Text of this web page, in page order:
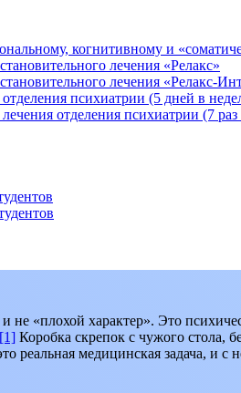
когнитивному и
лечения «Релакс»
лечения «Релакс-
психиатрии (5 дней в
отделения психиатрии (7
«плохой характер». Это
[1] Коробка скрепок с чужого стола,
реальная медицинская задача, и